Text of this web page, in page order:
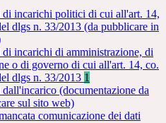
incarichi politici di cui all'art. 14,
dlgs n. 33/2013 (da pubblicare in
incarichi di amministrazione, di
o di governo di cui all'art. 14, co.
dlgs n. 33/2013 1
dall'incarico (documentazione da
sul sito web)
comunicazione dei dati